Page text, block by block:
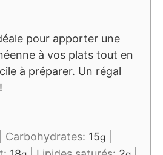
pour apporter une
à vos plats tout en
à préparer. Un régal
Carbohydrates: 15g